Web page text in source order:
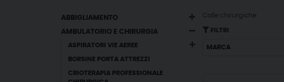
ABBIGLIAMENTO
AMBULATORIO E CHIRURGIA
ASPIRATORI VIE AEREE
BORSINE PORTA ATTREZZI
CRIOTERAPIA PROFESSIONALE
Colle chirurgiche
FILTRI
MARCA